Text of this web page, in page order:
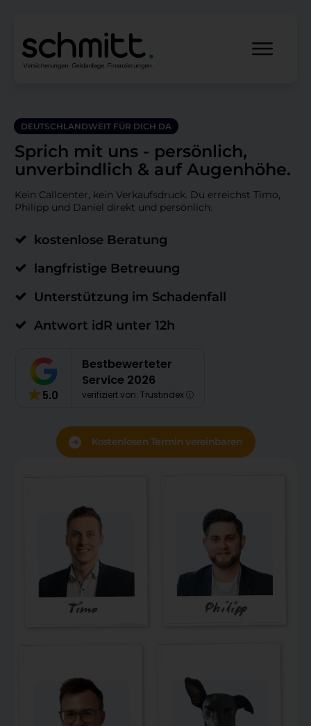
DEUTSCHLANDWEIT FÜR DICH DA
Sprich mit uns - persönlich,
unverbindlich & auf Augenhöhe.
Kein Callcenter, kein Verkaufsdruck. Du erreichst Timo,
Philipp und Daniel direkt und persönlich.
kostenlose Beratung
langfristige Betreuung
Unterstützung im Schadenfall
Antwort idR unter 12h
5.0
Bestbewerteter
Service 2026
verifiziert von: Trustindex
Kostenlosen Termin vereinbaren